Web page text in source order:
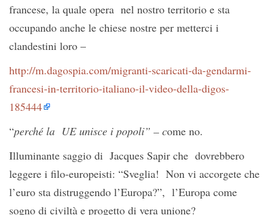
francese, la quale opera nel nostro territorio e sta
occupando anche le chiese nostre per metterci i
clandestini loro –
http://m.dagospia.com/migranti-scaricati-da-gendarmi-
francesi-in-territorio-italiano-il-video-della-digos-
185444
“perché la UE unisce i popoli” – come no.
Illuminante saggio di Jacques Sapir che dovrebbero
leggere i filo-europeisti: “Sveglia! Non vi accorgete che
l’euro sta distruggendo l’Europa?”, l’Europa come
sogno di civiltà e progetto di vera unione?